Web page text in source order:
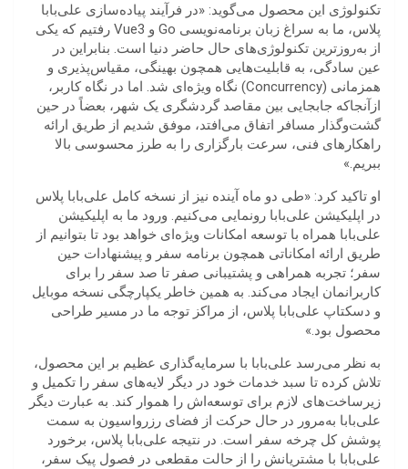
تکنولوژی این محصول می‌گوید: «در فرآیند پیاده‌سازی علی‌بابا
پلاس، ما به سراغ زبان برنامه‌نویسی Go و Vue3 رفتیم که یکی
از به‌روزترین تکنولوژی‌های حال حاضر دنیا است. بنابراین در
عین سادگی، به قابلیت‌هایی همچون بهینگی، مقیاس‌پذیری و
همزمانی (Concurrency) نگاه ویژه‌ای شد. اما در نگاه کاربر،
ازآنجاکه جابجایی بین مقاصد گردشگری یک شهر، بعضاً در حین
گشت‌وگذار مسافر اتفاق می‌افتد، موفق شدیم از طریق ارائه
راهکارهای فنی، سرعت بارگزاری را به طرز محسوسی بالا
ببریم.»
او تاکید کرد: «طی دو ماه آینده نیز از نسخه کامل علی‌بابا پلاس
در اپلیکیشن علی‌بابا رونمایی می‌کنیم. ورود ما به اپلیکیشن
علی‌بابا همراه با توسعه امکانات ویژه‌‌ای خواهد بود تا بتوانیم از
طریق ارائه امکاناتی همچون برنامه سفر و پیشنهادات حین
سفر؛ تجربه همراهی و پشتیبانی صفر تا صد سفر را برای
کاربرانمان ایجاد می‌کند. به همین خاطر یکپارچگی نسخه موبایل
و دسکتاپ علی‌بابا پلاس، از مراکز توجه ما در مسیر طراحی
محصول بود.»
به نظر می‌رسد علی‌بابا با سرمایه‌گذاری عظیم بر این محصول،
تلاش کرده تا سبد خدمات خود در دیگر لایه‌های سفر را تکمیل و
زیرساخت‌های لازم برای توسعه‌اش را هموار کند. به عبارت دیگر
علی‌بابا به‌مرور در حال حرکت از فضای رزرواسیون به سمت
پوشش کل چرخه سفر است. در نتیجه علی‌بابا پلاس، برخورد
علی‌بابا با مشتریانش را از حالت مقطعی در فصول پیک سفر،